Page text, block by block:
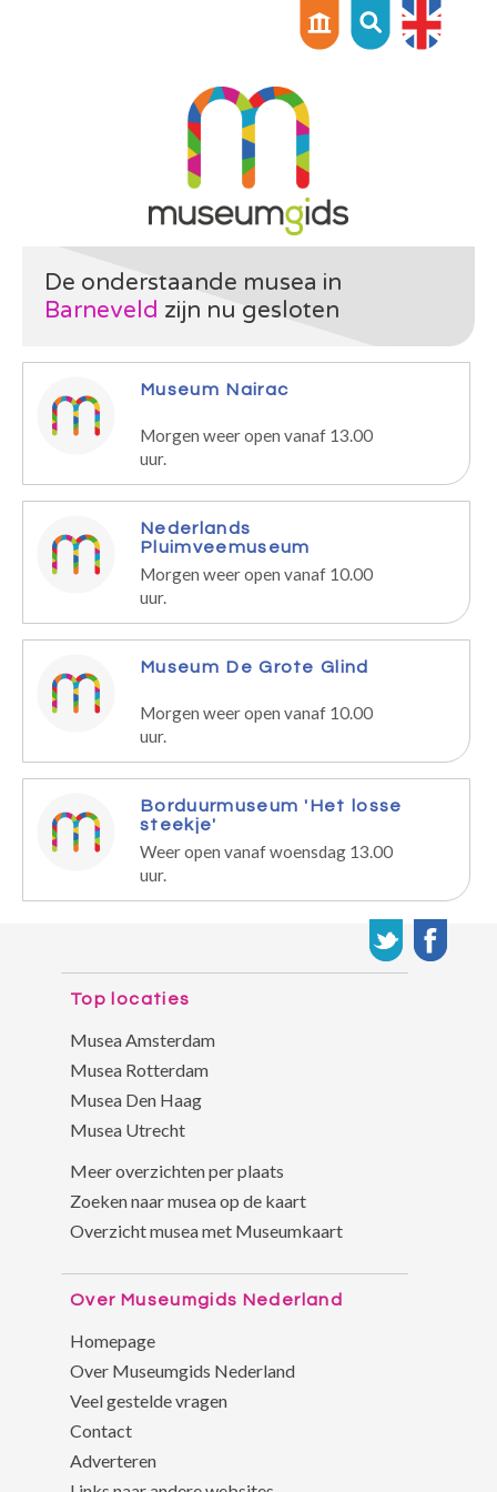
De onderstaande musea in
Barneveld zijn nu gesloten
Museum Nairac
Morgen weer open vanaf 13.00
uur.
Nederlands
Pluimveemuseum
Morgen weer open vanaf 10.00
uur.
Museum De Grote Glind
Morgen weer open vanaf 10.00
uur.
Borduurmuseum 'Het losse
steekje'
Weer open vanaf woensdag 13.00
uur.
Top locaties
Musea Amsterdam
Musea Rotterdam
Musea Den Haag
Musea Utrecht
Meer overzichten per plaats
Zoeken naar musea op de kaart
Overzicht musea met Museumkaart
Over Museumgids Nederland
Homepage
Over Museumgids Nederland
Veel gestelde vragen
Contact
Adverteren